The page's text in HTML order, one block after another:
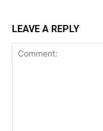
LEAVE A REPLY